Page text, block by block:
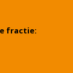
fractie: